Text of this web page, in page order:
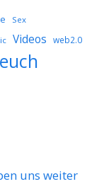
Sex
Videos web2.0
uns weiter